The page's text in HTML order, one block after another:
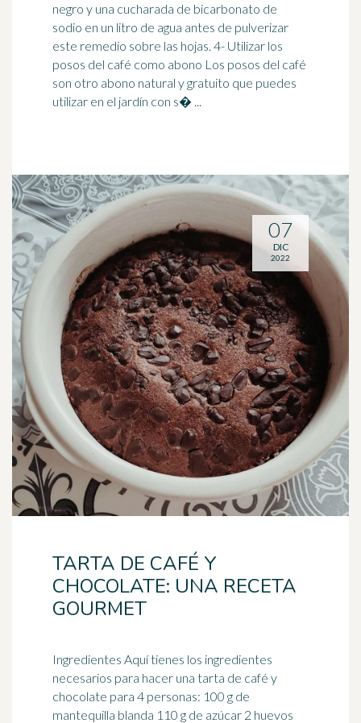
negro y una cucharada de bicarbonato de
sodio en un litro de agua antes de pulverizar
este remedio sobre las hojas. 4- Utilizar los
posos del café como abono Los posos del café
son otro abono natural y gratuito que puedes
utilizar en el jardín con s� ...
TARTA DE CAFÉ Y
CHOCOLATE: UNA RECETA
GOURMET
Ingredientes Aquí tienes los ingredientes
necesarios para hacer una tarta de café y
chocolate para 4 personas: 100 g de
mantequilla blanda 110 g de azúcar 2 huevos
07
DIC
2022